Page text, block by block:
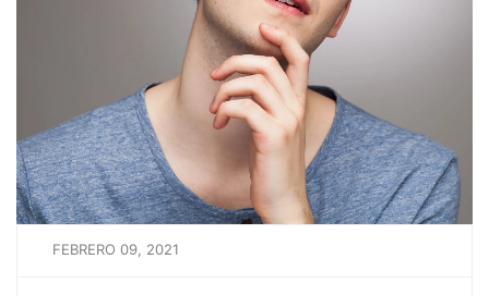
FEBRERO 09, 2021